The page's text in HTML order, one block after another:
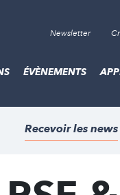
Newsletter
ÉVÈNEMENTS
Recevoir les news